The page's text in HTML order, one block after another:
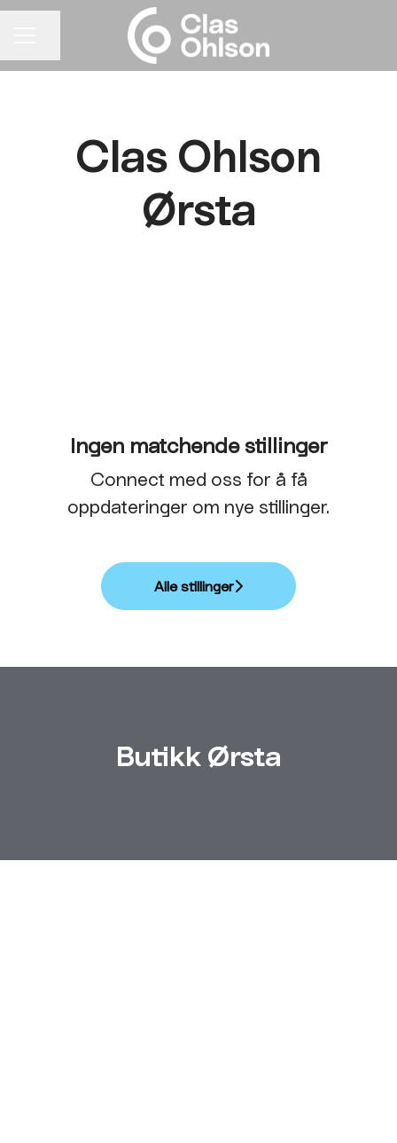
Clas Ohlson
Ørsta
Ingen matchende stillinger
Connect med oss for å få
oppdateringer om nye stillinger.
Alle stillinger
Butikk Ørsta